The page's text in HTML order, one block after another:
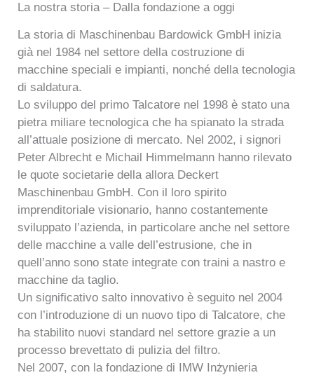
La nostra storia – Dalla fondazione a oggi
La storia di Maschinenbau Bardowick GmbH inizia
già nel 1984 nel settore della costruzione di
macchine speciali e impianti, nonché della tecnologia
di saldatura.
Lo sviluppo del primo Talcatore nel 1998 è stato una
pietra miliare tecnologica che ha spianato la strada
all’attuale posizione di mercato. Nel 2002, i signori
Peter Albrecht e Michail Himmelmann hanno rilevato
le quote societarie della allora Deckert
Maschinenbau GmbH. Con il loro spirito
imprenditoriale visionario, hanno costantemente
sviluppato l’azienda, in particolare anche nel settore
delle macchine a valle dell’estrusione, che in
quell’anno sono state integrate con traini a nastro e
macchine da taglio.
Un significativo salto innovativo è seguito nel 2004
con l’introduzione di un nuovo tipo di Talcatore, che
ha stabilito nuovi standard nel settore grazie a un
processo brevettato di pulizia del filtro.
Nel 2007, con la fondazione di IMW Inżynieria